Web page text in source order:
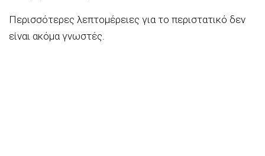
Περισσότερες λεπτομέρειες για το περιστατικό δεν
είναι ακόμα γνωστές.